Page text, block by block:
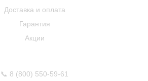
Доставка и оплата
Гарантия
Акции
📞 8 (800) 550-59-61